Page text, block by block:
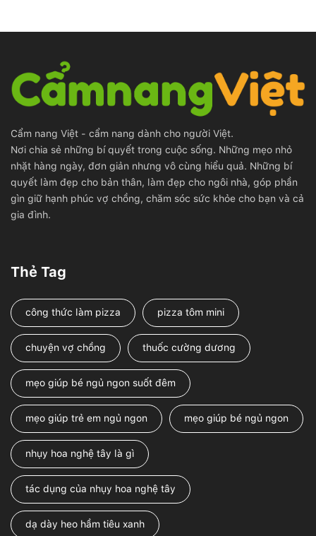
Cẩm nang Việt - cẩm nang dành cho người Việt.
Nơi chia sẻ những bí quyết trong cuộc sống. Những mẹo nhỏ
nhặt hàng ngày, đơn giản nhưng vô cùng hiểu quả. Những bí
quyết làm đẹp cho bản thân, làm đẹp cho ngôi nhà, góp phần
gìn giữ hạnh phúc vợ chồng, chăm sóc sức khỏe cho bạn và cả
gia đình.
Thẻ Tag
công thức làm pizza pizza tôm mini
chuyện vợ chồng thuốc cường dương
mẹo giúp bé ngủ ngon suốt đêm
mẹo giúp trẻ em ngủ ngon mẹo giúp bé ngủ ngon
nhụy hoa nghệ tây là gì
tác dụng của nhụy hoa nghệ tây
dạ dày heo hầm tiêu xanh